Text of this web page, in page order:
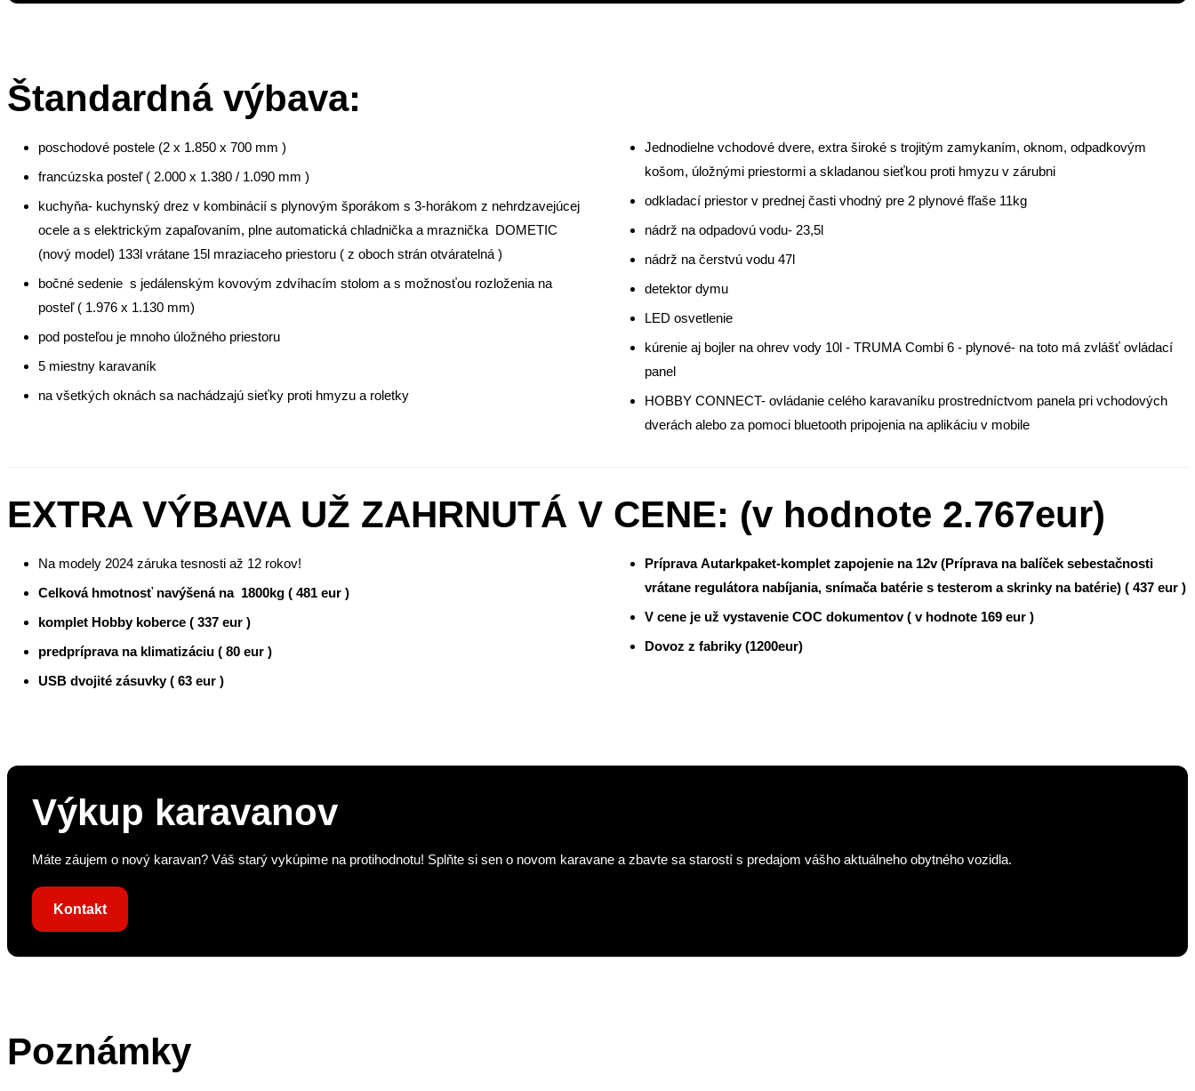
Štandardná výbava:
poschodové postele (2 x 1.850 x 700 mm )
francúzska posteľ ( 2.000 x 1.380 / 1.090 mm )
kuchyňa- kuchynský drez v kombinácií s plynovým šporákom s 3-horákom z nehrdzavejúcej
ocele a s elektrickým zapaľovaním, plne automatická chladnička a mraznička DOMETIC
(nový model) 133l vrátane 15l mraziaceho priestoru ( z oboch strán otváratelná )
bočné sedenie s jedálenským kovovým zdvíhacím stolom a s možnosťou rozloženia na
posteľ ( 1.976 x 1.130 mm)
pod posteľou je mnoho úložného priestoru
5 miestny karavaník
na všetkých oknách sa nachádzajú sieťky proti hmyzu a roletky
Jednodielne vchodové dvere, extra široké s trojitým zamykaním, oknom, odpadkovým
košom, úložnými priestormi a skladanou sieťkou proti hmyzu v zárubni
odkladací priestor v prednej časti vhodný pre 2 plynové fľaše 11kg
nádrž na odpadovú vodu- 23,5l
nádrž na čerstvú vodu 47l
detektor dymu
LED osvetlenie
kúrenie aj bojler na ohrev vody 10l - TRUMA Combi 6 - plynové- na toto má zvlášť ovládací
panel
HOBBY CONNECT- ovládanie celého karavaníku prostredníctvom panela pri vchodových
dverách alebo za pomoci bluetooth pripojenia na aplikáciu v mobile
EXTRA VÝBAVA UŽ ZAHRNUTÁ V CENE: (v hodnote 2.767eur)
Na modely 2024 záruka tesnosti až 12 rokov!
Celková hmotnosť navýšená na 1800kg ( 481 eur )
komplet Hobby koberce ( 337 eur )
predpríprava na klimatizáciu ( 80 eur )
USB dvojité zásuvky ( 63 eur )
Príprava Autarkpaket-komplet zapojenie na 12v (Príprava na balíček sebestačnosti
vrátane regulátora nabíjania, snímača batérie s testerom a skrinky na batérie) ( 437 eur )
V cene je už vystavenie COC dokumentov ( v hodnote 169 eur )
Dovoz z fabriky (1200eur)
Výkup karavanov
Máte záujem o nový karavan? Váš starý vykúpime na protihodnotu! Splňte si sen o novom karavane a zbavte sa starostí s predajom vášho aktuálneho obytného vozidla.
Kontakt
Poznámky